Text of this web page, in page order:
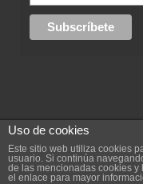
replica rolex datejust
Uso de cookies
Este sitio web utiliza cookies
usuario. Si continúa
de las mencionadas cookies
el enlace para mayor